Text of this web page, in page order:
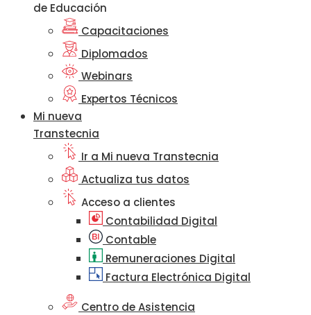
de Educación
Capacitaciones
Diplomados
Webinars
Expertos Técnicos
Mi nueva
Transtecnia
Ir a Mi nueva Transtecnia
Actualiza tus datos
Acceso a clientes
Contabilidad Digital
Contable
Remuneraciones Digital
Factura Electrónica Digital
Centro de Asistencia